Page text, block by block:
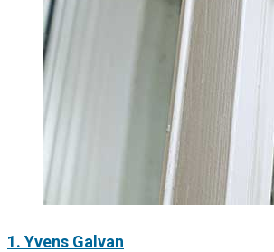
1. Yvens Galvan